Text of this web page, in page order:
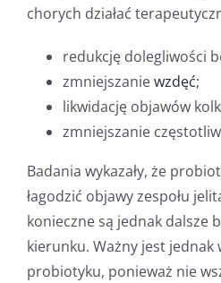
chorych działać
redukcję dolegliwości
zmniejszaniewzdęć;
likwidację objawów
zmniejszanie
Badania wykazały, że
łagodzić objawy zespołu
konieczne są jednak dalsze
kierunku. Ważny jest
probiotyku, ponieważ nie